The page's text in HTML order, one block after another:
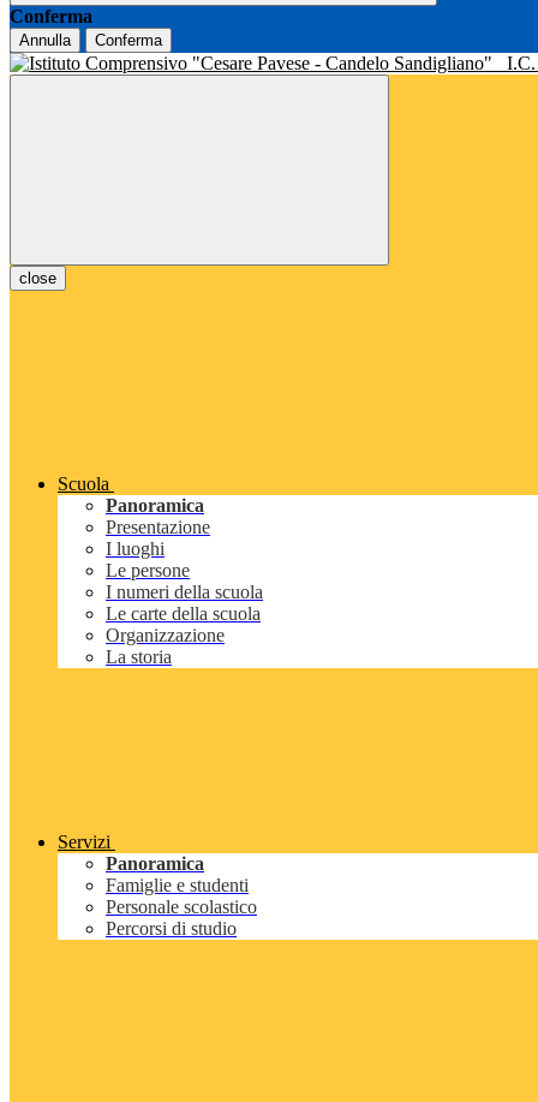
Conferma
Annulla Conferma
I.C.
close
Scuola
Panoramica
Presentazione
I luoghi
Le persone
I numeri della scuola
Le carte della scuola
Organizzazione
La storia
Servizi
Panoramica
Famiglie e studenti
Personale scolastico
Percorsi di studio